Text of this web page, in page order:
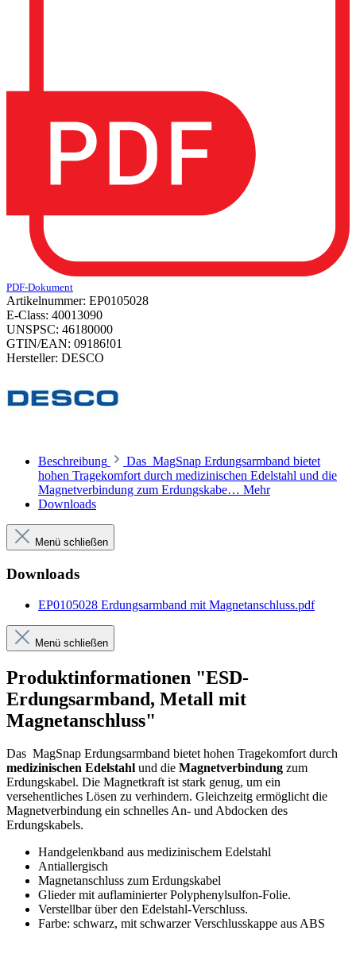
PDF-Dokument
Artikelnummer: EP0105028
E-Class: 40013090
UNSPSC: 46180000
GTIN/EAN: 09186!01
Hersteller: DESCO
Beschreibung
Das MagSnap Erdungsarmband bietet
hohen Tragekomfort durch medizinischen Edelstahl und die
Magnetverbindung zum Erdungskabe… Mehr
Downloads
Menü schließen
Downloads
EP0105028 Erdungsarmband mit Magnetanschluss.pdf
Menü schließen
Produktinformationen "ESD-
Erdungsarmband, Metall mit
Magnetanschluss"
Das MagSnap Erdungsarmband bietet hohen Tragekomfort durch
medizinischen Edelstahl und die Magnetverbindung zum
Erdungskabel. Die Magnetkraft ist stark genug, um ein
versehentliches Lösen zu verhindern. Gleichzeitg ermöglicht die
Magnetverbindung ein schnelles An- und Abdocken des
Erdungskabels.
Handgelenkband aus medizinischem Edelstahl
Antiallergisch
Magnetanschluss zum Erdungskabel
Glieder mit auflaminierter Polyphenylsulfon-Folie.
Verstellbar über den Edelstahl-Verschluss.
Farbe: schwarz, mit schwarzer Verschlusskappe aus ABS